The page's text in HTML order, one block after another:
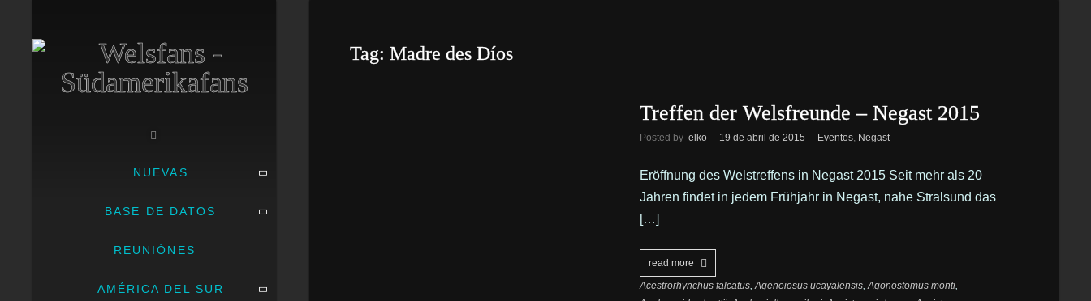
NUEVAS
BASE DE DATOS
REUNIÓNES
AMÉRICA DEL SUR
Tag: Madre des Díos
Treffen der Welsfreunde – Negast 2015
Posted by elko 19 de abril de 2015 Eventos, Negast
Eröffnung des Welstreffens in Negast 2015 Seit mehr als 20
Jahren findet in jedem Frühjahr in Negast, nahe Stralsund das
[…]
read more
Acestrorhynchus falcatus,Ageneiosus ucayalensis,Agonostomus monti,